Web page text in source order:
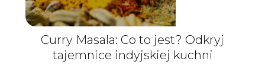
Curry Masala: Co to jest? Odkryj
tajemnice indyjskiej kuchni